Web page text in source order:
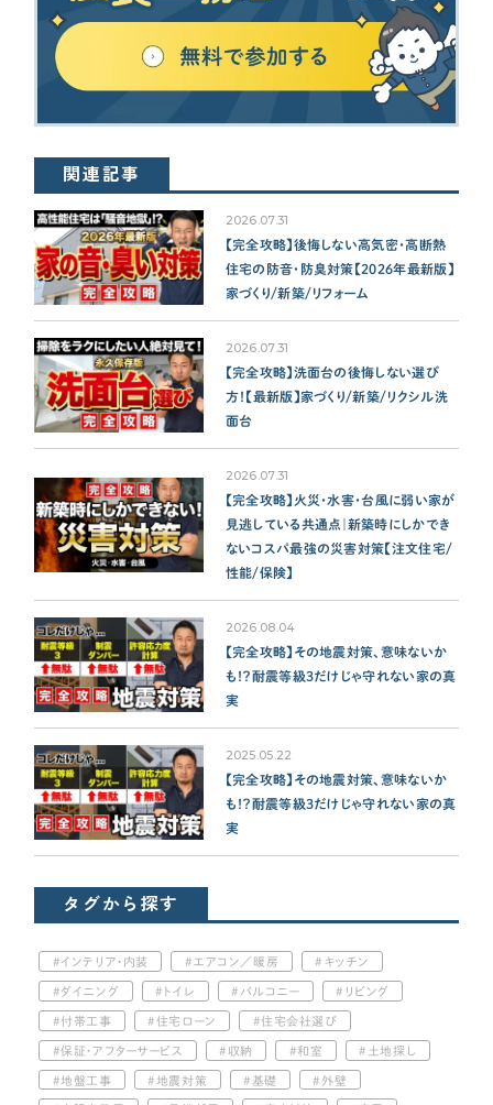
関連記事
2026.07.31
【完全攻略】後悔しない高気密・高断熱
住宅の防音・防臭対策【2026年最新版】
家づくり/新築/リフォーム
2026.07.31
【完全攻略】洗面台の後悔しない選び
方！【最新版】家づくり/新築/リクシル洗
面台
2026.07.31
【完全攻略】火災・水害・台風に弱い家が
見逃している共通点｜新築時にしかでき
ないコスパ最強の災害対策【注文住宅/
性能/保険】
2026.08.04
【完全攻略】その地震対策、意味ないか
も！？耐震等級3だけじゃ守れない家の真
実
2025.05.22
【完全攻略】その地震対策、意味ないか
も！？耐震等級3だけじゃ守れない家の真
実
タグから探す
インテリア・内装 エアコン／暖房 キッチン
ダイニング トイレ バルコニー リビング
付帯工事 住宅ローン 住宅会社選び
保証・アフターサービス 収納 和室 土地探し
地盤工事 地震対策 基礎 外壁